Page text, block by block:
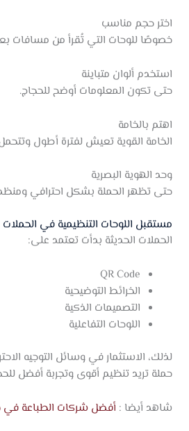
اختر حجم مناسب
خصوصًا للوحات التي تُقرأ من مسافات
استخدم ألوان متباينة
حتى تكون المعلومات أوضح للحجاج.
اهتم بالخامة
الخامة القوية تعيش لفترة أطول
وحد الهوية البصرية
حتى تظهر الحملة بشكل احترافي
مستقبل اللوحات التنظيمية في الحملات
الحملات الحديثة بدأت تعتمد على:
QR Code
الخرائط التوضيحية
التصميمات الذكية
اللوحات التفاعلية
لذلك، الاستثمار في وسائل التوجيه
حملة تريد تنظيم أقوى وتجربة أفضل
شاهد أيضا : أفضل شركات الطباعة في